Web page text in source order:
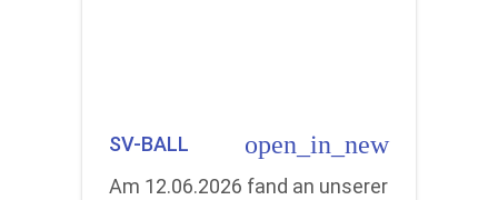
SV-BALL open_in_new
Am 12.06.2026 fand an unserer